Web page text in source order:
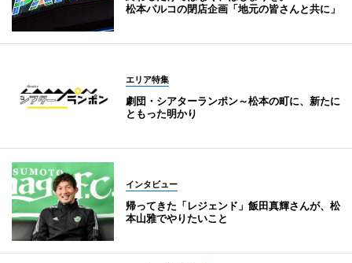
松本パルコの閉店企画「地元の皆さんと共に」
エリア特集
劇団・シアターランポン～松本の町に、新たに
ともった明かり
インタビュー
帰ってきた「レジェンド」飯田真輝さんが、松
本山雅でやりたいこと